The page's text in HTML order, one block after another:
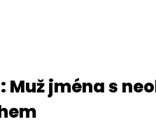
Muž jména s